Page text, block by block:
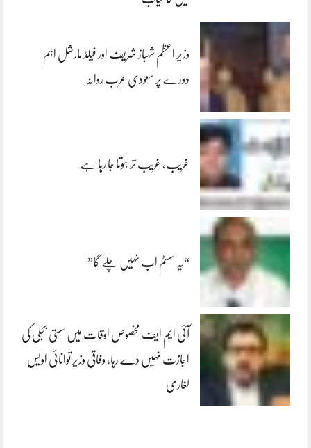
وزیر اعظم شہباز شریف اور فیلڈ مارشل اہم
دورے پر سعودی عرب روانہ
غریب، غریب تر ہوتا جا رہا ہے
“یہ سسٹم اب نہیں چلے گا”
آئی ایم ایف مخصوص اوقات میں سستی بجلی کی
اجازت نہیں دے رہا، وفاقی وزیر توانائی اویس
لغاری